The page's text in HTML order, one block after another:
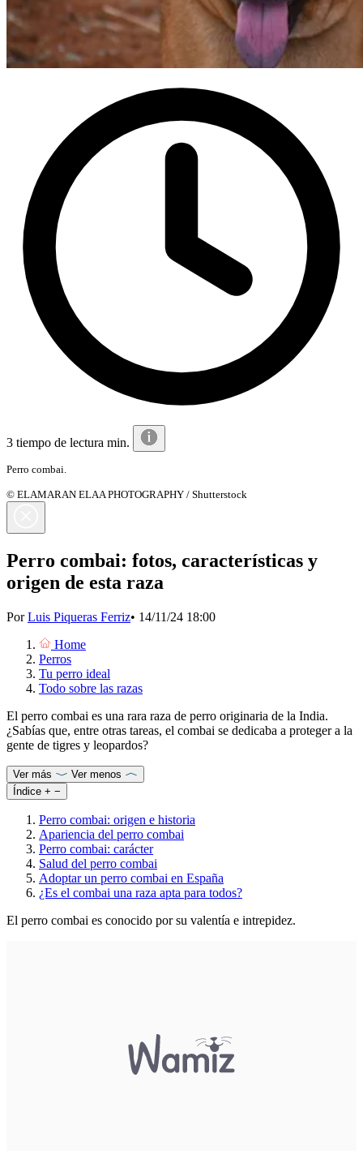
3 tiempo de lectura min.
Perro combai.
© ELAMARAN ELAA PHOTOGRAPHY / Shutterstock
Perro combai: fotos, características y
origen de esta raza
PorLuis Piqueras Ferriz• 14/11/24 18:00
Home
Perros
Tu perro ideal
Todo sobre las razas
El perro combai es una rara raza de perro originaria de la India.
¿Sabías que, entre otras tareas, el combai se dedicaba a proteger a la
gente de tigres y leopardos?
Ver más
Ver menos
Índice + −
Perro combai: origen e historia
Apariencia del perro combai
Perro combai: carácter
Salud del perro combai
Adoptar un perro combai en España
¿Es el combai una raza apta para todos?
El perro combai es conocido por su valentía e intrepidez.